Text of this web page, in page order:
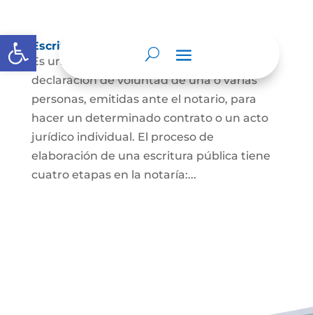
Abrir barra de herramientas
Escritura Pública
Es un documento que contiene la
declaración de voluntad de una o varias
personas, emitidas ante el notario, para
hacer un determinado contrato o un acto
jurídico individual. El proceso de
elaboración de una escritura pública tiene
cuatro etapas en la notaría:...